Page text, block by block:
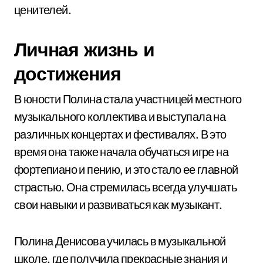
ценителей.
Личная жизнь и
достижения
В юности Полина стала участницей местного
музыкального коллектива и выступала на
различных концертах и фестивалях. В это
время она также начала обучаться игре на
фортепиано и пению, и это стало ее главной
страстью. Она стремилась всегда улучшать
свои навыки и развиваться как музыкант.
Полина Денисова училась в музыкальной
школе, где получила прекрасные знания и